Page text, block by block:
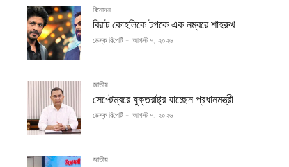
বিনোদন
বিরাট কোহলিকে টপকে এক নম্বরে শাহরুখ
ডেস্ক রিপোর্ট - আগস্ট ৭, ২০২৬
জাতীয়
সেপ্টেম্বরে যুক্তরাষ্ট্র যাচ্ছেন প্রধানমন্ত্রী
ডেস্ক রিপোর্ট - আগস্ট ৭, ২০২৬
জাতীয়